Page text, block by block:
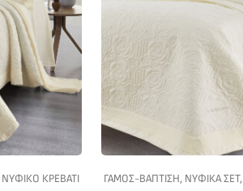
ΝΥΦΙΚΌ ΚΡΕΒΆΤΙ ΓΆΜΟΣ-ΒΆΠΤΙΣΗ, ΝΥΦΙΚΆ ΣΕΤ,